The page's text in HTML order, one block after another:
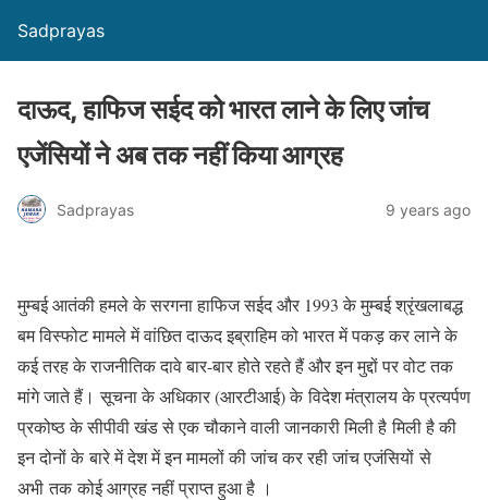
Sadprayas
दाऊद, हाफिज सईद को भारत लाने के लिए जांच
एजेंसियों ने अब तक नहीं किया आग्रह
Sadprayas 9 years ago
मुम्बई आतंकी हमले के सरगना हाफिज सईद और 1993 के मुम्बई श्रृंखलाबद्ध
बम विस्फोट मामले में वांछित दाऊद इब्राहिम को भारत में पकड़ कर लाने के
कई तरह के राजनीतिक दावे बार-बार होते रहते हैं और इन मुद्दों पर वोट तक
मांगे जाते हैं। सूचना के अधिकार (आरटीआई) के विदेश मंत्रालय के प्रत्यर्पण
प्रकोष्ठ के सीपीवी खंड से एक चौकाने वाली जानकारी मिली है मिली है की
इन दोनों के बारे में देश में इन मामलों की जांच कर रही जांच एजंसियों से
अभी तक कोई आग्रह नहीं प्राप्त हुआ है ।